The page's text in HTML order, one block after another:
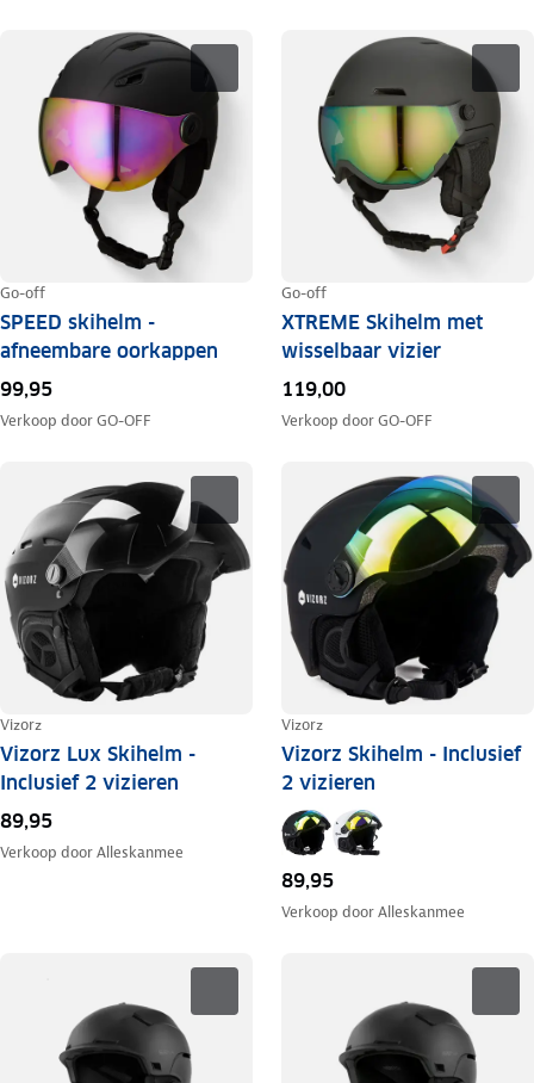
Go-off
SPEED skihelm -
afneembare oorkappen
99,95
Verkoop doorGO-OFF
Go-off
XTREME Skihelm met
wisselbaar vizier
119,00
Verkoop doorGO-OFF
Vizorz
Vizorz Lux Skihelm -
Inclusief 2 vizieren
89,95
Verkoop doorAlleskanmee
Vizorz
Vizorz Skihelm - Inclusief
2 vizieren
89,95
Verkoop doorAlleskanmee